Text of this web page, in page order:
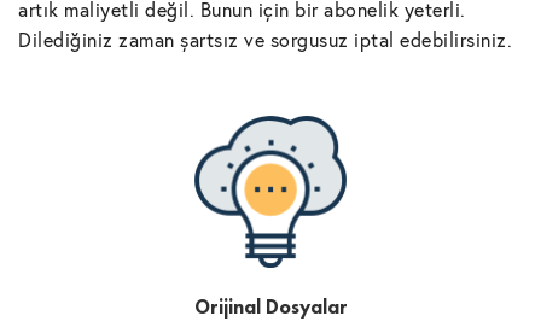
artık maliyetli değil. Bunun için bir abonelik yeterli.
Dilediğiniz zaman şartsız ve sorgusuz iptal edebilirsiniz.
Orijinal Dosyalar